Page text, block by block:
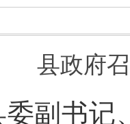
县政府
委副书记